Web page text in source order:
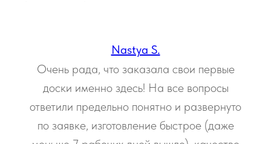
Nastya S.
Очень рада, что заказала свои первые
доски именно здесь! На все вопросы
ответили предельно понятно и развернуто
по заявке, изготовление быстрое (даже